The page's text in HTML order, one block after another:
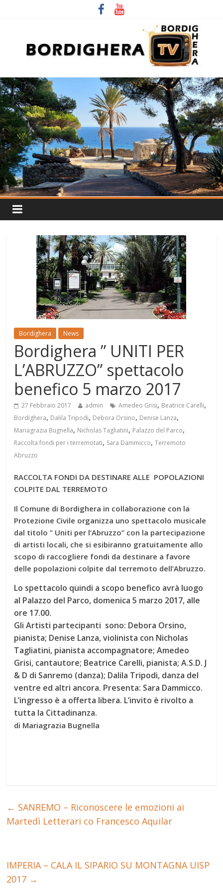
Bordighera News
Bordighera ” UNITI PER
L’ABRUZZO” spettacolo
benefico 5 marzo 2017
27 Febbraio 2017 admin Amedeo Grisi, Beatrice Carelli,
Bordighera, Dalila Tripodi, Debora Orsino, Denise Lanza,
Mariagrazia Bugnella, Nicholas Tagliatini, Palazzo del Parco,
Raccolta fondi per i terremotati, Sara Dammicco,Terremoto
Abruzzo
RACCOLTA FONDI DA DESTINARE ALLE POPOLAZIONI
COLPITE DAL TERREMOTO
Il Comune di Bordighera in collaborazione con la
Protezione Civile organizza uno spettacolo musicale
dal titolo ” Uniti per l’Abruzzo” con la partecipazione
di artisti locali, che si esibiranno gratuitamente allo
scopo di raccogliere fondi da destinare a favore
delle popolazioni colpite dal terremoto dell’Abruzzo.
Lo spettacolo quindi a scopo benefico avrà luogo
al Palazzo del Parco, domenica 5 marzo 2017, alle
ore 17.00.
Gli Artisti partecipanti sono: Debora Orsino,
pianista; Denise Lanza, violinista con Nicholas
Tagliatini, pianista accompagnatore; Amedeo
Grisi, cantautore; Beatrice Carelli, pianista; A.S.D. J
& D di Sanremo (danza); Dalila Tripodi, danza del
ventre ed altri ancora. Presenta: Sara Dammicco.
L’ingresso è a offerta libera. L’invito è rivolto a
tutta la Cittadinanza.
di Mariagrazia Bugnella
← SANREMO – Riconoscere le emozioni ai
Martedì Letterari co Francesco Aquilar
IMPERIA – CALA IL SIPARIO SU MONTAGNA UISP
2017 →